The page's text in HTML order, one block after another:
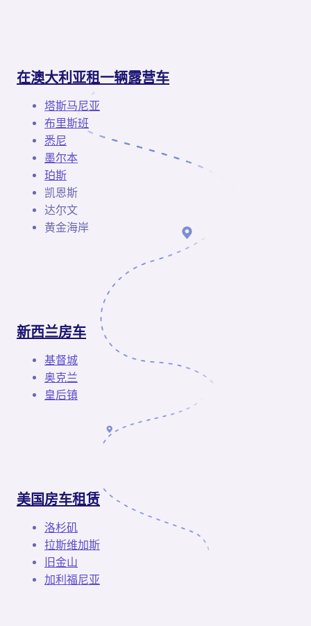
在澳大利亚租一辆露营车
塔斯马尼亚
布里斯班
悉尼
墨尔本
珀斯
凯恩斯
达尔文
黄金海岸
新西兰房车
基督城
奥克兰
皇后镇
美国房车租赁
洛杉矶
拉斯维加斯
旧金山
加利福尼亚